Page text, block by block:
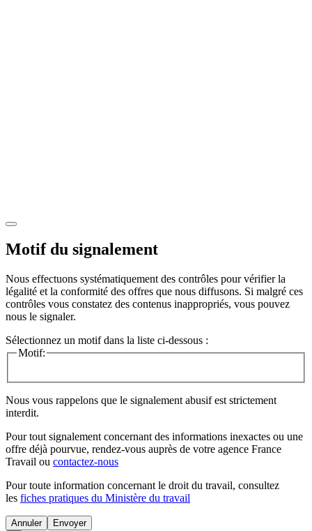
Motif du signalement
Nous effectuons systématiquement des contrôles pour vérifier la
légalité et la conformité des offres que nous diffusons. Si malgré ces
contrôles vous constatez des contenus inappropriés, vous pouvez
nous le signaler.
Sélectionnez un motif dans la liste ci-dessous :
Motif:
Nous vous rappelons que le signalement abusif est strictement
interdit.
Pour tout signalement concernant des informations inexactes ou une
offre déjà pourvue, rendez-vous auprès de votre agence France
Travail ou contactez-nous
Pour toute information concernant le droit du travail, consultez
les fiches pratiques du Ministère du travail
Annuler